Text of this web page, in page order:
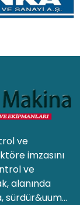
ve
imzasını
ve
alanında
sürdür&uum...